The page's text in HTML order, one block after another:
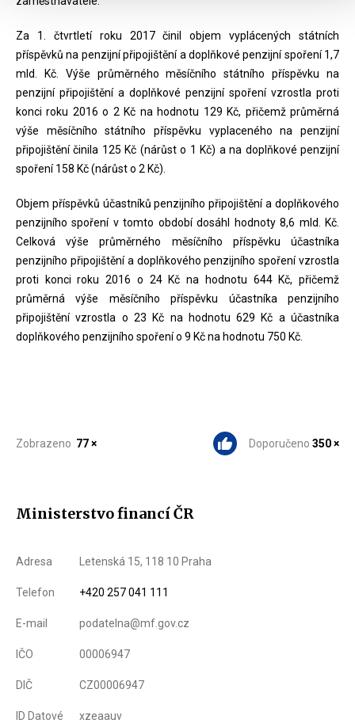
Za 1. čtvrtletí roku 2017 činil objem vyplácených státních
příspěvků na penzijní připojištění a doplňkové penzijní spoření 1,7
mld. Kč. Výše průměrného měsíčního státního příspěvku na
penzijní připojištění a doplňkové penzijní spoření vzrostla proti
konci roku 2016 o 2 Kč na hodnotu 129 Kč, přičemž průměrná
výše měsíčního státního příspěvku vyplaceného na penzijní
připojištění činila 125 Kč (nárůst o 1 Kč) a na doplňkové penzijní
spoření 158 Kč (nárůst o 2 Kč).
Objem příspěvků účastníků penzijního připojištění a doplňkového
penzijního spoření v tomto období dosáhl hodnoty 8,6 mld. Kč.
Celková výše průměrného měsíčního příspěvku účastníka
penzijního připojištění a doplňkového penzijního spoření vzrostla
proti konci roku 2016 o 24 Kč na hodnotu 644 Kč, přičemž
průměrná výše měsíčního příspěvku účastníka penzijního
připojištění vzrostla o 23 Kč na hodnotu 629 Kč a účastníka
doplňkového penzijního spoření o 9 Kč na hodnotu 750 Kč.
Zobrazeno 77 × Doporučeno 350 ×
Ministerstvo financí ČR
Adresa Letenská 15, 118 10 Praha
Telefon +420 257 041 111
E-mail podatelna@mf.gov.cz
IČO 00006947
DIČ CZ00006947
ID Datové
xzeaauv